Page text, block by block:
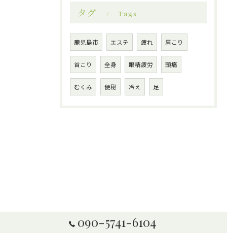
タグ Tags
鹿児島市 エステ 疲れ 肩こり
首こり 全身 眼精疲労 頭痛
むくみ 便秘 冷え 足
090-5741-6104